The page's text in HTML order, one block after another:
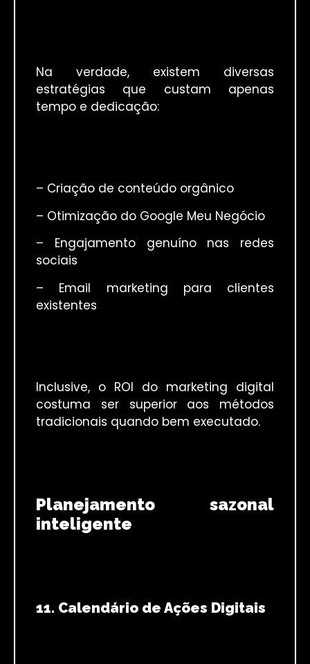
Na verdade, existem diversas
estratégias que custam apenas
tempo e dedicação:
– Criação de conteúdo orgânico
– Otimização do Google Meu Negócio
– Engajamento genuíno nas redes
sociais
– Email marketing para clientes
existentes
Inclusive, o ROI do marketing digital
costuma ser superior aos métodos
tradicionais quando bem executado.
Planejamento sazonal
inteligente
11. Calendário de Ações Digitais